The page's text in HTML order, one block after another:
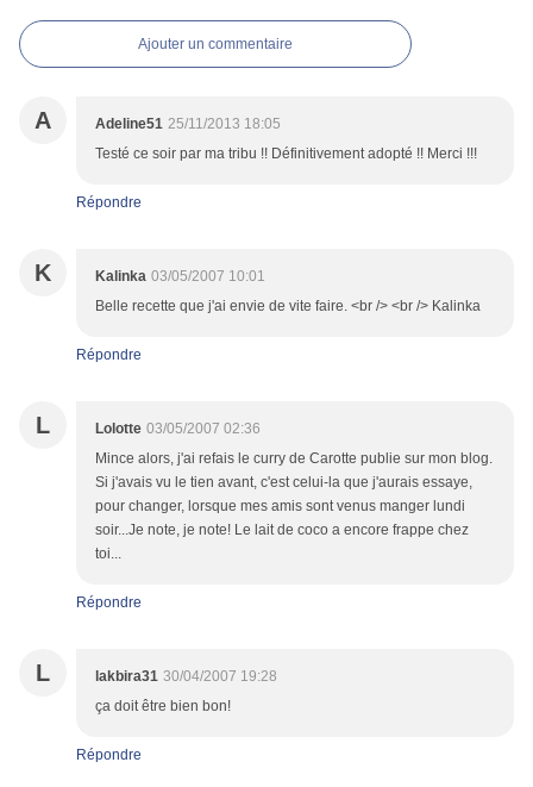
Ajouter un commentaire
A Adeline51 25/11/2013 18:05
Testé ce soir par ma tribu !! Définitivement adopté !! Merci !!!
Répondre
K Kalinka 03/05/2007 10:01
Belle recette que j'ai envie de vite faire. <br /> <br /> Kalinka
Répondre
L Lolotte 03/05/2007 02:36
Mince alors, j'ai refais le curry de Carotte publie sur mon blog.
Si j'avais vu le tien avant, c'est celui-la que j'aurais essaye,
pour changer, lorsque mes amis sont venus manger lundi
soir...Je note, je note! Le lait de coco a encore frappe chez
toi...
Répondre
L lakbira31 30/04/2007 19:28
ça doit être bien bon!
Répondre